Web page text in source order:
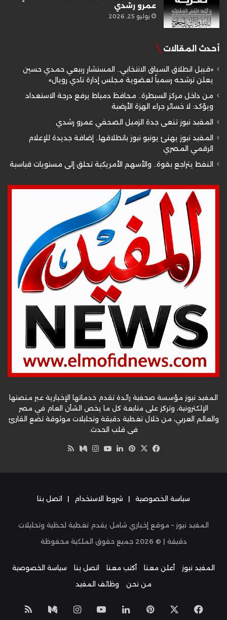
عمرو رشدي
يوليو 25, 2026
أحدث المقالات
«قبيل انطلاق السباق الانتخابي.. المستشار ربيعي حمدي حسين
يعلن ترشحه رسمياً لعضوية مجلس إدارة نادي رويال»
من داخل مركز السيطرة.. محافظ دمياط يرفع درجة الاستعداد
ويؤكد: لا خسائر جراء الهزة الأرضية
المفيد نيوز تنعى جدة الزميل الصحفي عمرو رشدي
المفيد نيوز يهنئ يونيو نيوز بانطلاقها.. إضافة جديدة للإعلام
الرقمي المصري
النفط يتراجع بقوة.. والأسهم الأمريكية تحلق إلى مستويات قياسية
المفيد نيوز مؤسسة صحفية رائدة تقدم خدماتها الإخبارية عبر منصتها
الإلكترونية، وتركز على متابعة كل ما يخص الشأن العام في مصر
والعالم العربي، من خلال تغطية دقيقة وتحليلات موثوقة تضع القارئ
في قلب الحدث.
فيسبوك
‫X بينتيريست
لينكدإن‫YouTube
انستقرام
وسط
سياسة الخصوصية | شروط الاستخدام | اتصل بنا
المفيد نيوز – موقع إخباري شامل يقدم تغطية لحظية وتحليلات
دقيقة | © 2026 جميع حقوق الملكية محفوظة
المفيد نيوز أعلن معنا أكتب معنا اتصل بنا
سياسة الخصوصية
من نحن
وظائف المفيد
فيسبوك بينتيريست
لينكدإن‫YouTube
انستقراموسط